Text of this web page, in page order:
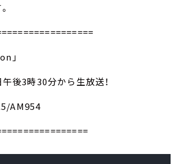
」
後3時30分から生放送！
AM954